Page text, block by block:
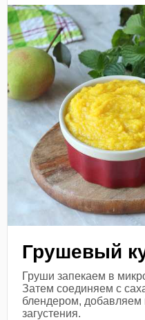
Грушевый
Груши запекаем в
Затем соединяем с
блендером,
загустения.